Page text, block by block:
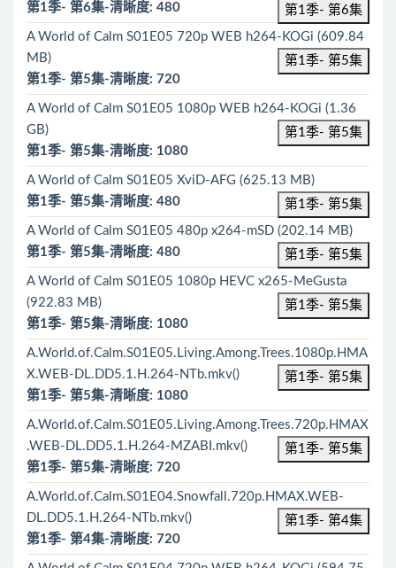
第1季- 第6集
第1季- 第6集-清晰度: 480
A World of Calm S01E05 720p WEB h264-KOGi (609.84
MB)
第1季- 第5集
第1季- 第5集-清晰度: 720
A World of Calm S01E05 1080p WEB h264-KOGi (1.36
GB)
第1季- 第5集
第1季- 第5集-清晰度: 1080
A World of Calm S01E05 XviD-AFG (625.13 MB)
第1季- 第5集
第1季- 第5集-清晰度: 480
A World of Calm S01E05 480p x264-mSD (202.14 MB)
第1季- 第5集
第1季- 第5集-清晰度: 480
A World of Calm S01E05 1080p HEVC x265-MeGusta
(922.83 MB)
第1季- 第5集
第1季- 第5集-清晰度: 1080
A.World.of.Calm.S01E05.Living.Among.Trees.1080p.HMA
X.WEB-DL.DD5.1.H.264-NTb.mkv()
第1季- 第5集
第1季- 第5集-清晰度: 1080
A.World.of.Calm.S01E05.Living.Among.Trees.720p.HMAX
.WEB-DL.DD5.1.H.264-MZABI.mkv()
第1季- 第5集
第1季- 第5集-清晰度: 720
A.World.of.Calm.S01E04.Snowfall.720p.HMAX.WEB-
DL.DD5.1.H.264-NTb.mkv()
第1季- 第4集
第1季- 第4集-清晰度: 720